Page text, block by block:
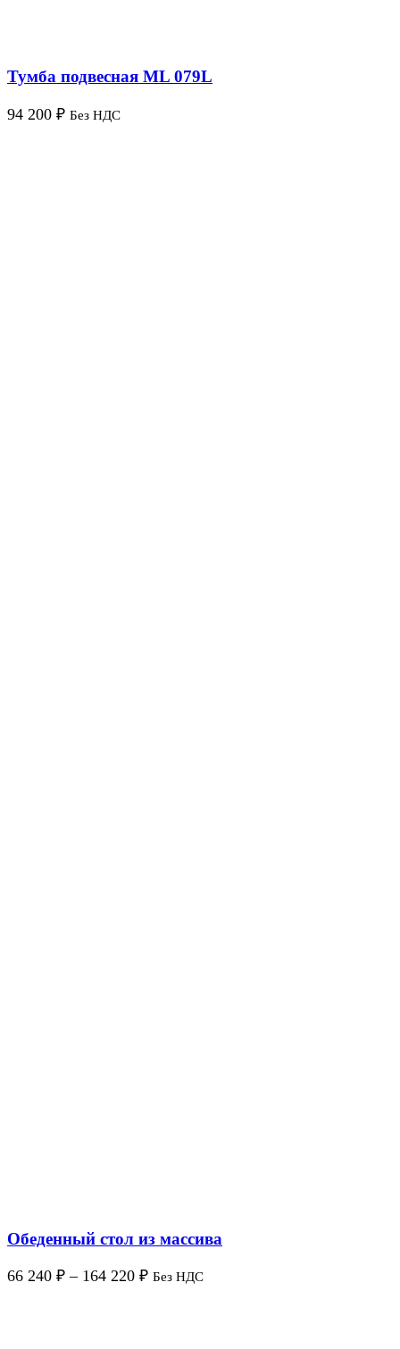
Тумба подвесная ML 079L
94 200 ₽ Без НДС
Обеденный стол из массива
66 240 ₽ – 164 220 ₽ Без НДС